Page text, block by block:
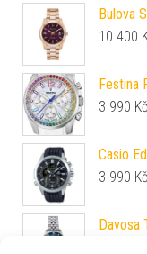
Bulova
10 400
Festina
3 990 Kč
Casio
3 990 Kč
Davosa